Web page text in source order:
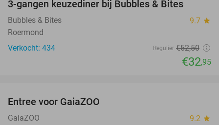
3-gangen keuzediner bij Bubbles & Bites
Bubbles & Bites 9.7 star
Roermond
Verkocht: 434
Regulier €52,50
€32,95
Entree voor GaiaZOO
GaiaZOO 9.2 star